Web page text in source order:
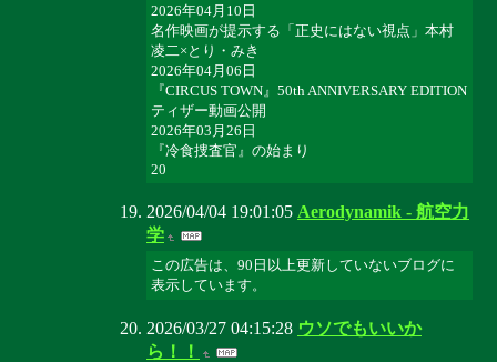
2026年04月10日
名作映画が提示する「正史にはない視点」本村
凌二×とり・みき
2026年04月06日
『CIRCUS TOWN』50th ANNIVERSARY EDITION
ティザー動画公開
2026年03月26日
『冷食捜査官』の始まり
20
2026/04/04 19:01:05 Aerodynamik - 航空力
学
この広告は、90日以上更新していないブログに
表示しています。
2026/03/27 04:15:28 ウソでもいいか
ら！！